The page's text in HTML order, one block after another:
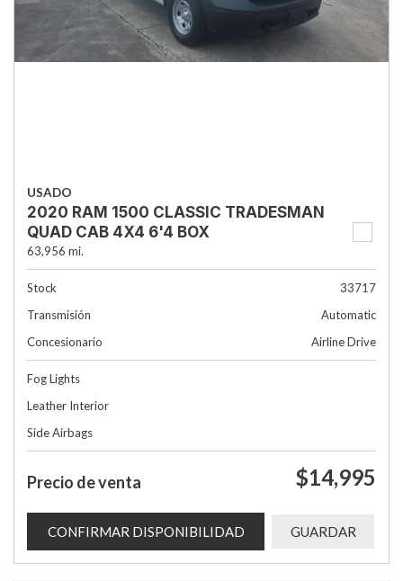
USADO
2020 RAM 1500 CLASSIC TRADESMAN
QUAD CAB 4X4 6'4 BOX
63,956 mi.
Stock
33717
Transmisión
Automatic
Concesionario
Airline Drive
Fog Lights
Leather Interior
Side Airbags
Precio de venta $14,995
CONFIRMAR DISPONIBILIDAD GUARDAR